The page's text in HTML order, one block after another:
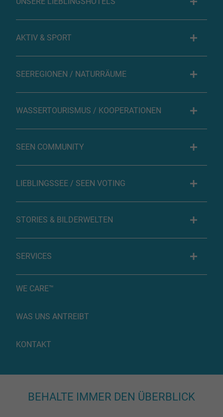
AKTIV & SPORT
SEEREGIONEN / NATURRÄUME
WASSERTOURISMUS / KOOPERATIONEN
SEEN COMMUNITY
LIEBLINGSSEE / SEEN VOTING
STORIES & BILDERWELTEN
SERVICES
WE CARE™
WAS UNS ANTREIBT
KONTAKT
BEHALTE IMMER DEN ÜBERBLICK